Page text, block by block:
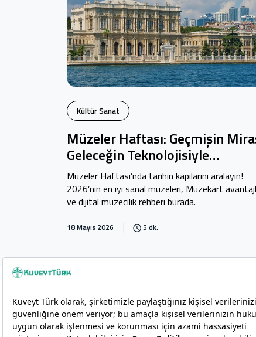
Kültür Sanat
Müzeler Haftası: Geçmişin
Geleceğin Teknolojisiyle
Buluşuyor
Müzeler Haftası’nda tarihin kapılarını aralayın!
2026’nın en iyi sanal müzeleri, Müzekart
ve dijital müzecilik rehberi burada.
18 Mayıs 2026 5 dk.
Copyright 2026 Kuveyt Türk Katılım Bankası